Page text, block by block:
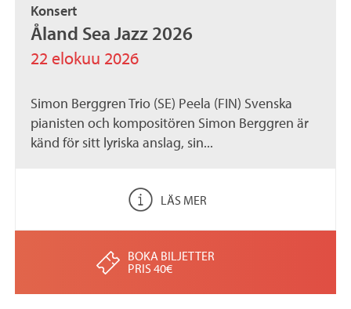
Konsert
Åland Sea Jazz 2026
22 elokuu 2026
Simon Berggren Trio (SE) Peela (FIN) Svenska
pianisten och kompositören Simon Berggren är
känd för sitt lyriska anslag, sin...
LÄS MER
BOKA BILJETTER
PRIS 40€